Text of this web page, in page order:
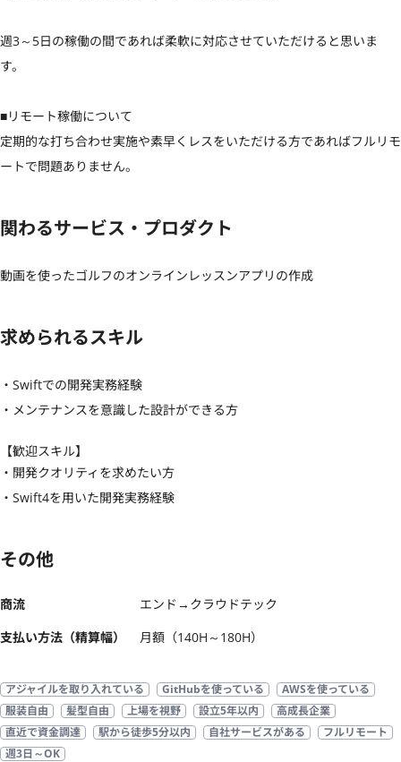
週3～5日の稼働の間であれば柔軟に対応させていただけると思いま
す。
■リモート稼働について
定期的な打ち合わせ実施や素早くレスをいただける方であればフルリモ
ートで問題ありません。
関わるサービス・プロダクト
動画を使ったゴルフのオンラインレッスンアプリの作成
求められるスキル
・Swiftでの開発実務経験
・メンテナンスを意識した設計ができる方
【歓迎スキル】
・開発クオリティを求めたい方
・Swift4を用いた開発実務経験
その他
商流
エンド→クラウドテック
支払い方法（精算幅）
月額（140H～180H）
アジャイルを取り入れている GitHubを使っている
AWSを使っている
服装自由
髪型自由 上場を視野 設立5年以内
高成長企業
直近で資金調達
駅から徒歩5分以内 自社サービスがある
フルリモート
週3日～OK